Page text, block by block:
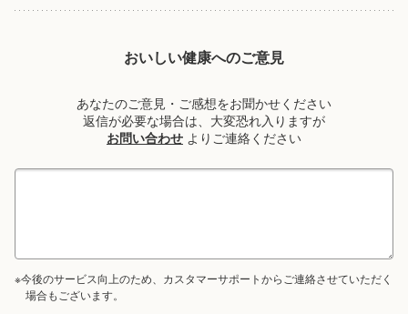
おいしい健康へのご意見
あなたのご意見・ご感想をお聞かせください
返信が必要な場合は、大変恐れ入りますが
お問い合わせ よりご連絡ください
※今後のサービス向上のため、カスタマーサポートからご連絡させていただく
場合もございます。